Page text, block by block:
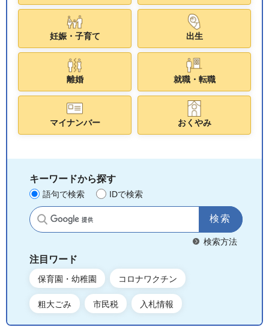
妊娠・子育て 出生
離婚 就職・転職
マイナンバー おくやみ
キーワードから探す
語句で検索 IDで検索
サイト内検索
検索方法
注目ワード
保育園・幼稚園 コロナワクチン
粗大ごみ 市民税 入札情報